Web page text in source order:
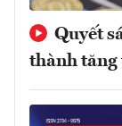
Quyết
thành tăng